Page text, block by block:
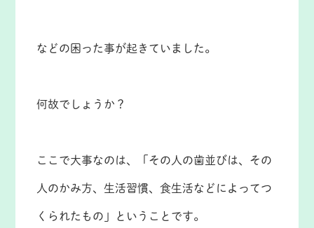
などの困った事が起きていました。
何故でしょうか？
ここで大事なのは、「その人の歯並びは、その
人のかみ方、生活習慣、食生活などによってつ
くられたもの」ということです。